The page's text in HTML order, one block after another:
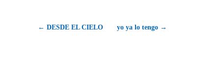
← DESDE EL CIELO yo ya lo tengo →